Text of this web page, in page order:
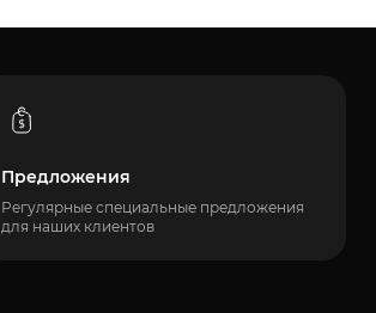
Предложения
Регулярные специальные предложения
для наших клиентов